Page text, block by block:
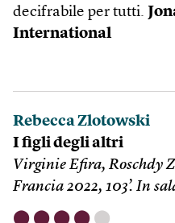
decifrabile per tutti.
International
Rebecca Zlotowski
I figli degli altri
Virginie Efira, Roschdy
Francia 2022, 103’. In
⬤ ⬤ ⬤ ⬤ ⬤